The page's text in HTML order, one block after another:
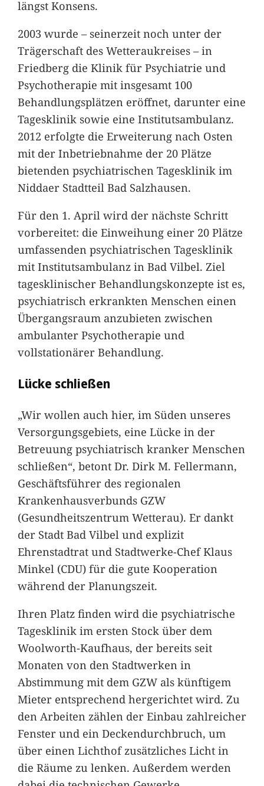
längst Konsens.
2003 wurde – seinerzeit noch unter der
Trägerschaft des Wetteraukreises – in
Friedberg die Klinik für Psychiatrie und
Psychotherapie mit insgesamt 100
Behandlungsplätzen eröffnet, darunter eine
Tagesklinik sowie eine Institutsambulanz.
2012 erfolgte die Erweiterung nach Osten
mit der Inbetriebnahme der 20 Plätze
bietenden psychiatrischen Tagesklinik im
Niddaer Stadtteil Bad Salzhausen.
Für den 1. April wird der nächste Schritt
vorbereitet: die Einweihung einer 20 Plätze
umfassenden psychiatrischen Tagesklinik
mit Institutsambulanz in Bad Vilbel. Ziel
tagesklinischer Behandlungskonzepte ist es,
psychiatrisch erkrankten Menschen einen
Übergangsraum anzubieten zwischen
ambulanter Psychotherapie und
vollstationärer Behandlung.
Lücke schließen
„Wir wollen auch hier, im Süden unseres
Versorgungsgebiets, eine Lücke in der
Betreuung psychiatrisch kranker Menschen
schließen“, betont Dr. Dirk M. Fellermann,
Geschäftsführer des regionalen
Krankenhausverbunds GZW
(Gesundheitszentrum Wetterau). Er dankt
der Stadt Bad Vilbel und explizit
Ehrenstadtrat und Stadtwerke-Chef Klaus
Minkel (CDU) für die gute Kooperation
während der Planungszeit.
Ihren Platz finden wird die psychiatrische
Tagesklinik im ersten Stock über dem
Woolworth-Kaufhaus, der bereits seit
Monaten von den Stadtwerken in
Abstimmung mit dem GZW als künftigem
Mieter entsprechend hergerichtet wird. Zu
den Arbeiten zählen der Einbau zahlreicher
Fenster und ein Deckendurchbruch, um
über einen Lichthof zusätzliches Licht in
die Räume zu lenken. Außerdem werden